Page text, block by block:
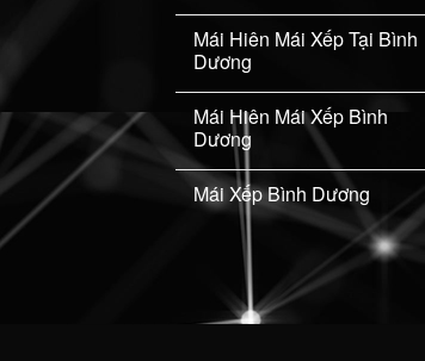
Mái Hiên Mái Xếp Tại Bình
Dương
Mái Hiên Mái Xếp Bình
Dương
Mái Xếp Bình Dương